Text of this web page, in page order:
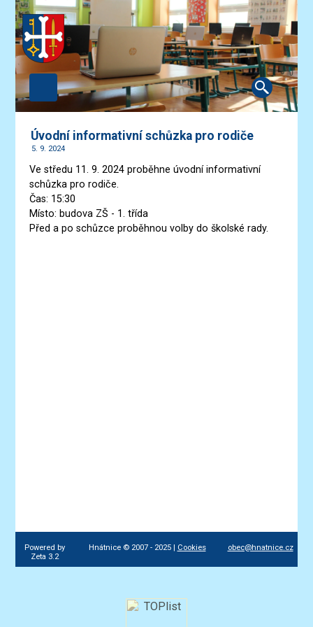
Úvodní informativní schůzka pro rodiče
5. 9. 2024
Ve středu 11. 9. 2024 proběhne úvodní informativní
schůzka pro rodiče.
Čas: 15:30
Místo: budova ZŠ - 1. třída
Před a po schůzce proběhnou volby do školské rady.
Powered by
Zeta 3.2
Hnátnice © 2007 - 2025 | Cookies obec@hnatnice.cz